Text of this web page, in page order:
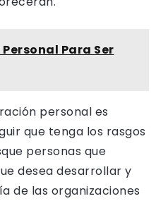
Para Ser
personal es
que tenga los rasgos
personas que
desea desarrollar y
de las organizaciones